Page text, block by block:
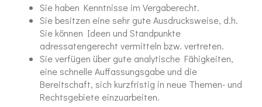
Sie haben Kenntnisse im Vergaberecht.
Sie besitzen eine sehr gute Ausdrucksweise, d.h.
Sie können Ideen und Standpunkte
adressatengerecht vermitteln bzw. vertreten.
Sie verfügen über gute analytische Fähigkeiten,
eine schnelle Auffassungsgabe und die
Bereitschaft, sich kurzfristig in neue Themen- und
Rechtsgebiete einzuarbeiten.